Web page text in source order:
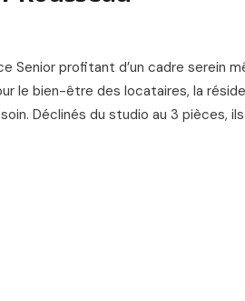
Senior profitant d’un cadre serein
le bien-être des locataires, la
Déclinés du studio au 3 pièces,